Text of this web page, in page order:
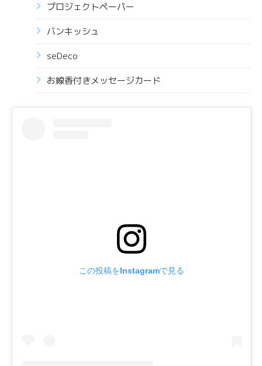
プロジェクトペーパー
バンキッシュ
seDeco
お線香付きメッセージカード
この投稿をInstagramで見る